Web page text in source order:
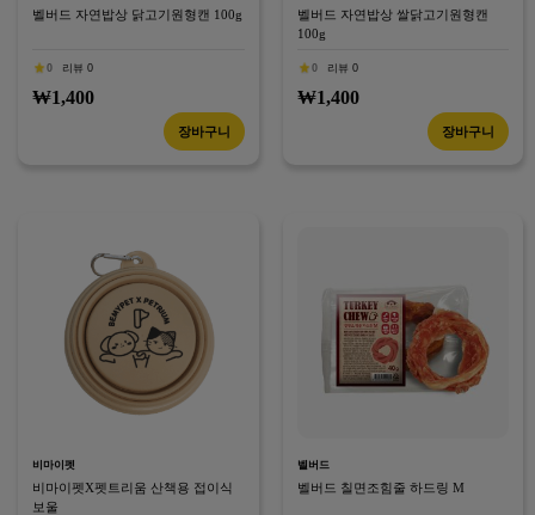
벨버드 자연밥상 닭고기원형캔 100g
0 리뷰 0
₩1,400
장바구니
벨버드 자연밥상 쌀닭고기원형캔
100g
0 리뷰 0
₩1,400
장바구니
비마이펫
비마이펫X펫트리움 산책용 접이식
보울
벨버드
벨버드 칠면조힘줄 하드링 M